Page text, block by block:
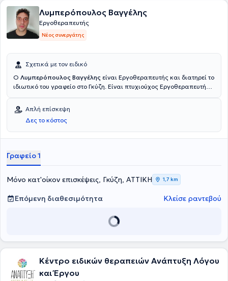
Λυμπερόπουλος Βαγγέλης
Εργοθεραπευτής
Νέος συνεργάτης
Σχετικά με τον ειδικό
Ο Λυμπερόπουλος Βαγγέλης είναι Εργοθεραπευτής και διατηρεί το
ιδιωτικό του γραφείο στο Γκύζη. Είναι πτυχιούχος Εργοθεραπευτής
Εργοθεραπείας στο κέντρο αποθεραπείας και αποκατάστασης
ΘΗΣΕΑΣ ενώ αξίζει να σημειωθεί πως εκτός από το ιδιωτικό του
γραφείο παρέχει και τη δυνατότητα για κατ' οίκον επίσκεψη.
Απλή επίσκεψη
Δες το κόστος
Γραφείο 1
Μόνο κατ'οίκον επισκέψεις, Γκύζη, ΑΤΤΙΚΗ 1,7 km
Επόμενη διαθεσιμότητα Κλείσε ραντεβού
Κέντρο ειδικών θεραπειών Ανάπτυξη Λόγου
και Έργου